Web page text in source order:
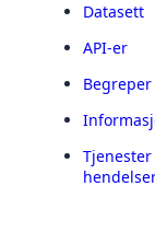
Datasett
API-er
Begreper
Tjenester